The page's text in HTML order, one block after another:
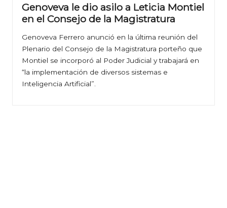
Genoveva le dio asilo a Leticia Montiel
en el Consejo de la Magistratura
Genoveva Ferrero anunció en la última reunión del
Plenario del Consejo de la Magistratura porteño que
Montiel se incorporó al Poder Judicial y trabajará en
“la implementación de diversos sistemas e
Inteligencia Artificial”.